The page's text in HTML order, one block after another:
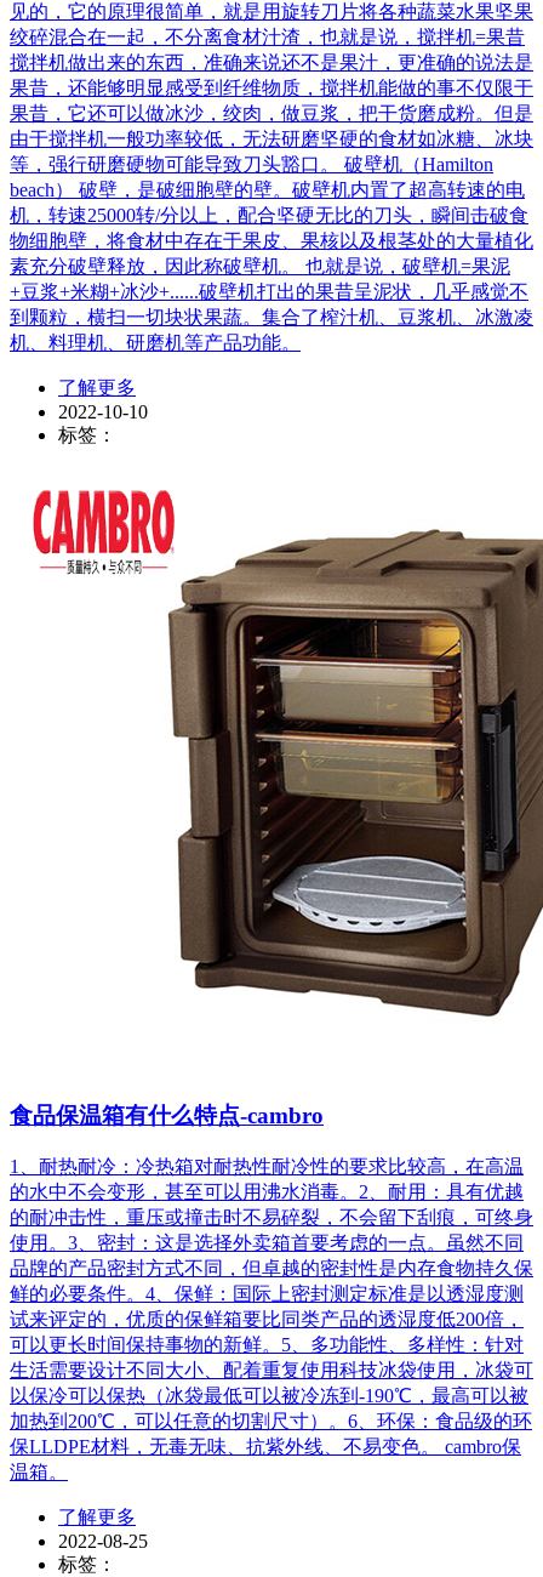
见的，它的原理很简单，就是用旋转刀片将各种蔬菜水果坚果
绞碎混合在一起，不分离食材汁渣，也就是说，搅拌机=果昔
搅拌机做出来的东西，准确来说还不是果汁，更准确的说法是
果昔，还能够明显感受到纤维物质，搅拌机能做的事不仅限于
果昔，它还可以做冰沙，绞肉，做豆浆，把干货磨成粉。但是
由于搅拌机一般功率较低，无法研磨坚硬的食材如冰糖、冰块
等，强行研磨硬物可能导致刀头豁口。 破壁机（Hamilton
beach​） 破壁，是破细胞壁的壁。破壁机内置了超高转速的电
机，转速25000转/分以上，配合坚硬无比的刀头，瞬间击破食
物细胞壁，将食材中存在于果皮、果核以及根茎处的大量植化
素充分破壁释放，因此称破壁机。 也就是说，破壁机=果泥
+豆浆+米糊+冰沙+......破壁机打出的果昔呈泥状，几乎感觉不
到颗粒，横扫一切块状果蔬。集合了榨汁机、豆浆机、冰激凌
机、料理机、研磨机等产品功能。
了解更多
2022-10-10
标签：
食品保温箱有什么特点-cambro
1、耐热耐冷：冷热箱对耐热性耐冷性的要求比较高，在高温
的水中不会变形，甚至可以用沸水消毒。2、耐用：具有优越
的耐冲击性，重压或撞击时不易碎裂，不会留下刮痕，可终身
使用。3、密封：这是选择外卖箱首要考虑的一点。虽然不同
品牌的产品密封方式不同，但卓越的密封性是内存食物持久保
鲜的必要条件。4、保鲜：国际上密封测定标准是以透湿度测
试来评定的，优质的保鲜箱要比同类产品的透湿度低200倍，
可以更长时间保持事物的新鲜。5、多功能性、多样性：针对
生活需要设计不同大小、配着重复使用科技冰袋使用，冰袋可
以保冷可以保热（冰袋最低可以被冷冻到-190℃，最高可以被
加热到200℃，可以任意的切割尺寸）。6、环保：食品级的环
保LLDPE材料，无毒无味、抗紫外线、不易变色。 cambro保
温箱。
了解更多
2022-08-25
标签：